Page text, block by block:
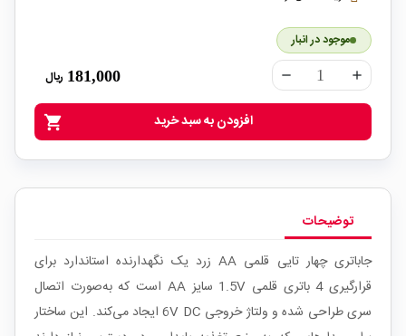
موجود در انبار
remove add
181,000 ریال
shopping_cart افزودن به سبد خرید
توضیحات
جاباتری چهار تایی قلمی AA زرد یک نگهدارنده استاندارد برای
قرارگیری 4 باتری قلمی 1.5V سایز AA است که به‌صورت اتصال
سری طراحی شده و ولتاژ خروجی 6V DC ایجاد می‌کند. این ساختار